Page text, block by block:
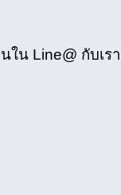
ใน Line@ กับเรา